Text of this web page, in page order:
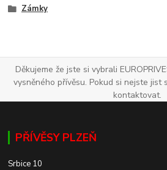
Zámky
Děkujeme že jste si vybrali
vysněného přívěsu. Pokud si nejste jist
kontaktovat.
PŘÍVĚSY PLZEŇ
Srbice 10